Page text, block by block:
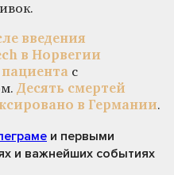
введения
в Норвегии
с
Десять смертей
в Германии.
и первыми
и важнейших событиях